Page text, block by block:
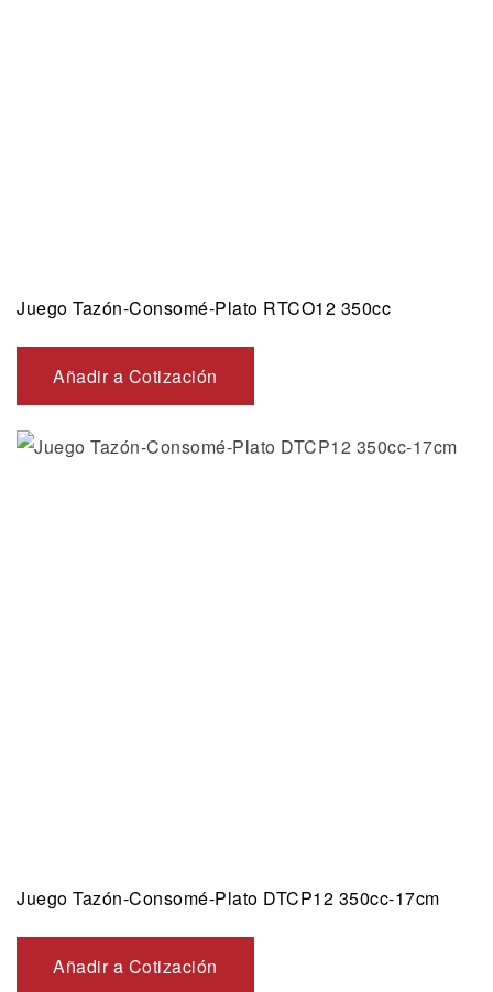
Juego Tazón-Consomé-Plato RTCO12 350cc
Añadir a Cotización
Juego Tazón-Consomé-Plato DTCP12 350cc-17cm
Añadir a Cotización